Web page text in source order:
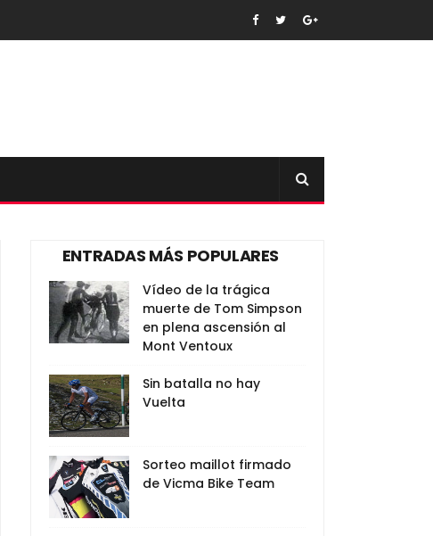
ENTRADAS MÁS POPULARES
Vídeo de la trágica
muerte de Tom Simpson
en plena ascensión al
Mont Ventoux
Sin batalla no hay
Vuelta
Sorteo maillot firmado
de Vicma Bike Team